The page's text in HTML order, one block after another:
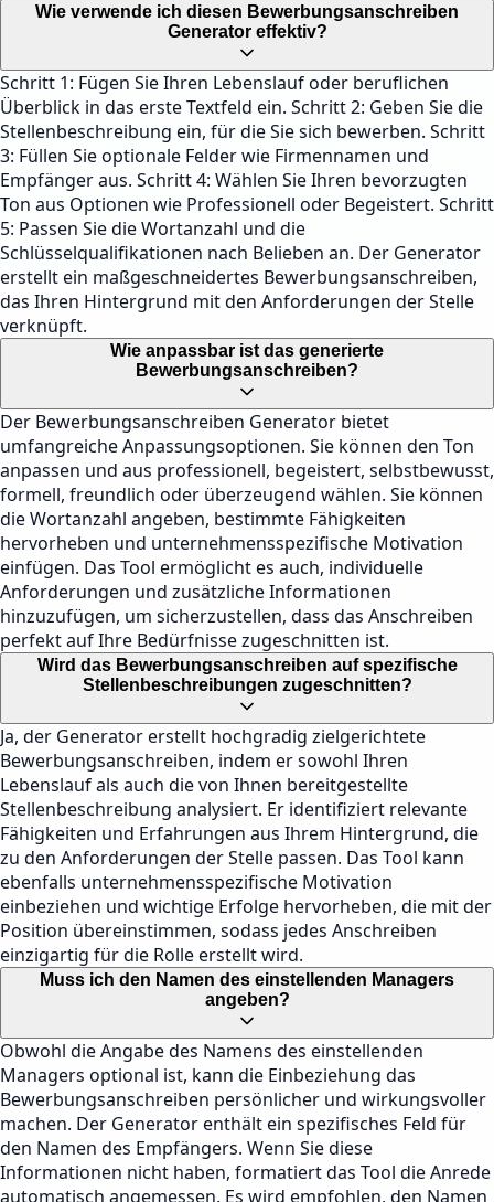
Wie verwende ich diesen Bewerbungsanschreiben
Generator effektiv?
Schritt 1: Fügen Sie Ihren Lebenslauf oder beruflichen
Überblick in das erste Textfeld ein. Schritt 2: Geben Sie die
Stellenbeschreibung ein, für die Sie sich bewerben. Schritt
3: Füllen Sie optionale Felder wie Firmennamen und
Empfänger aus. Schritt 4: Wählen Sie Ihren bevorzugten
Ton aus Optionen wie Professionell oder Begeistert. Schritt
5: Passen Sie die Wortanzahl und die
Schlüsselqualifikationen nach Belieben an. Der Generator
erstellt ein maßgeschneidertes Bewerbungsanschreiben,
das Ihren Hintergrund mit den Anforderungen der Stelle
verknüpft.
Wie anpassbar ist das generierte
Bewerbungsanschreiben?
Der Bewerbungsanschreiben Generator bietet
umfangreiche Anpassungsoptionen. Sie können den Ton
anpassen und aus professionell, begeistert, selbstbewusst,
formell, freundlich oder überzeugend wählen. Sie können
die Wortanzahl angeben, bestimmte Fähigkeiten
hervorheben und unternehmensspezifische Motivation
einfügen. Das Tool ermöglicht es auch, individuelle
Anforderungen und zusätzliche Informationen
hinzuzufügen, um sicherzustellen, dass das Anschreiben
perfekt auf Ihre Bedürfnisse zugeschnitten ist.
Wird das Bewerbungsanschreiben auf spezifische
Stellenbeschreibungen zugeschnitten?
Ja, der Generator erstellt hochgradig zielgerichtete
Bewerbungsanschreiben, indem er sowohl Ihren
Lebenslauf als auch die von Ihnen bereitgestellte
Stellenbeschreibung analysiert. Er identifiziert relevante
Fähigkeiten und Erfahrungen aus Ihrem Hintergrund, die
zu den Anforderungen der Stelle passen. Das Tool kann
ebenfalls unternehmensspezifische Motivation
einbeziehen und wichtige Erfolge hervorheben, die mit der
Position übereinstimmen, sodass jedes Anschreiben
einzigartig für die Rolle erstellt wird.
Muss ich den Namen des einstellenden Managers
angeben?
Obwohl die Angabe des Namens des einstellenden
Managers optional ist, kann die Einbeziehung das
Bewerbungsanschreiben persönlicher und wirkungsvoller
machen. Der Generator enthält ein spezifisches Feld für
den Namen des Empfängers. Wenn Sie diese
Informationen nicht haben, formatiert das Tool die Anrede
automatisch angemessen. Es wird empfohlen, den Namen